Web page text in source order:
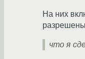
На них
что я